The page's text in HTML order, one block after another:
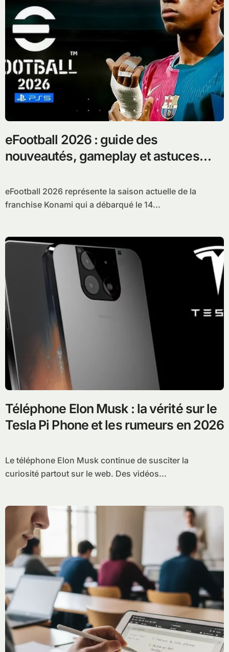
eFootball 2026 : guide des
nouveautés, gameplay et astuces
eFootball 2026 représente la saison actuelle de la
franchise Konami qui a débarqué le 14...
Téléphone Elon Musk : la vérité sur le
Tesla Pi Phone et les rumeurs en 2026
Le téléphone Elon Musk continue de susciter la
curiosité partout sur le web. Des vidéos...